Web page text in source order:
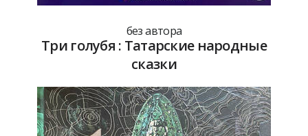
без автора
Три голубя : Татарские народные
сказки